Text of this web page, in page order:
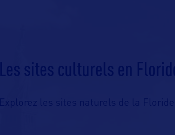
Les sites culturels en Floride
Explorez les sites naturels de la